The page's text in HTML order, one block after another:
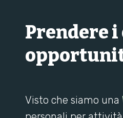
Prendere
Visto che siamo una